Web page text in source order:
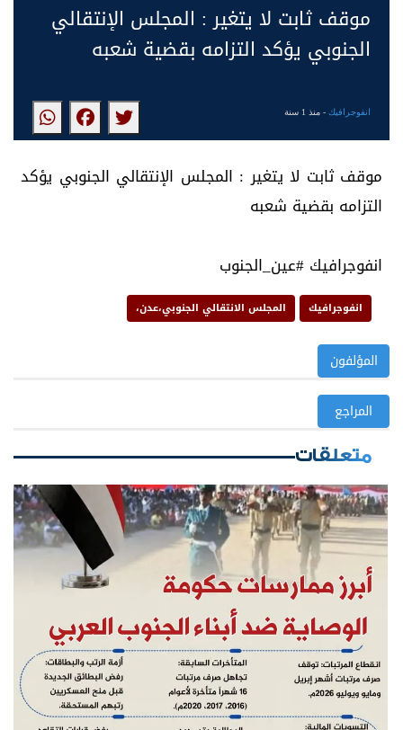
موقف ثابت لا يتغير : المجلس الإنتقالي
الجنوبي يؤكد التزامه بقضية شعبه
انفوجرافيك- منذ 1 سنة
موقف ثابت لا يتغير : المجلس الإنتقالي الجنوبي يؤكد
التزامه بقضية شعبه
انفوجرافيك #عين_الجنوب
انفوجرافيك المجلس الانتقالي الجنوبي،عدن،
المؤلفون
المراجع
متعلقات